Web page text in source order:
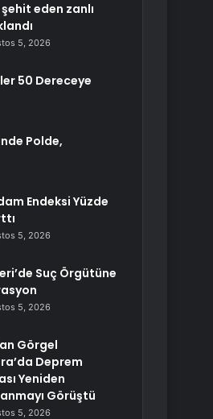
eden zanlı
5, 2026
50 Dereceye
Polde,
Endeksi Yüzde
5, 2026
Suç Örgütüne
5, 2026
Görgel
Deprem
Yeniden
Görüştü
5, 2026